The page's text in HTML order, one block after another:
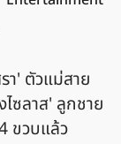
า' ตัวแม่สาย
ซลาส' ลูกชาย
ขวบแล้ว